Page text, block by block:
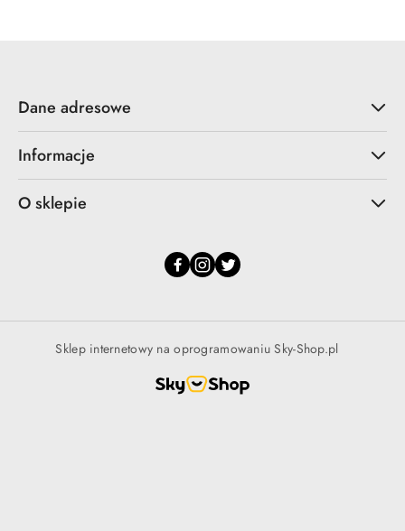
Dane adresowe
Informacje
O sklepie
Sklep internetowy na oprogramowaniu Sky-Shop.pl